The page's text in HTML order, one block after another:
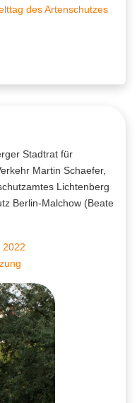
des Artenschutzes
Stadtrat für
Martin Schaefer,
Lichtenberg
Berlin-Malchow (Beate
2022